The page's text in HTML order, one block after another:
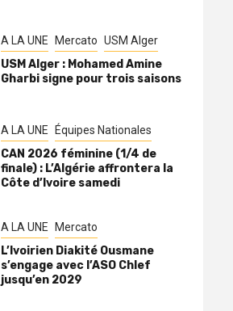
A LA UNE Mercato USM Alger
USM Alger : Mohamed Amine
Gharbi signe pour trois saisons
A LA UNE Équipes Nationales
CAN 2026 féminine (1/4 de
finale) : L’Algérie affrontera la
Côte d’Ivoire samedi
A LA UNE Mercato
L’Ivoirien Diakité Ousmane
s’engage avec l’ASO Chlef
jusqu’en 2029